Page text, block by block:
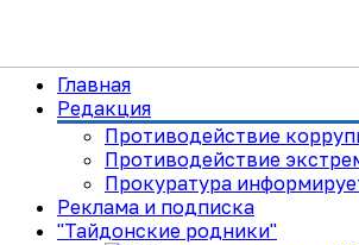
Главная
Редакция
Противодействие
Противодействие
Прокуратура
Реклама и подписка
"Тайдонские родники"